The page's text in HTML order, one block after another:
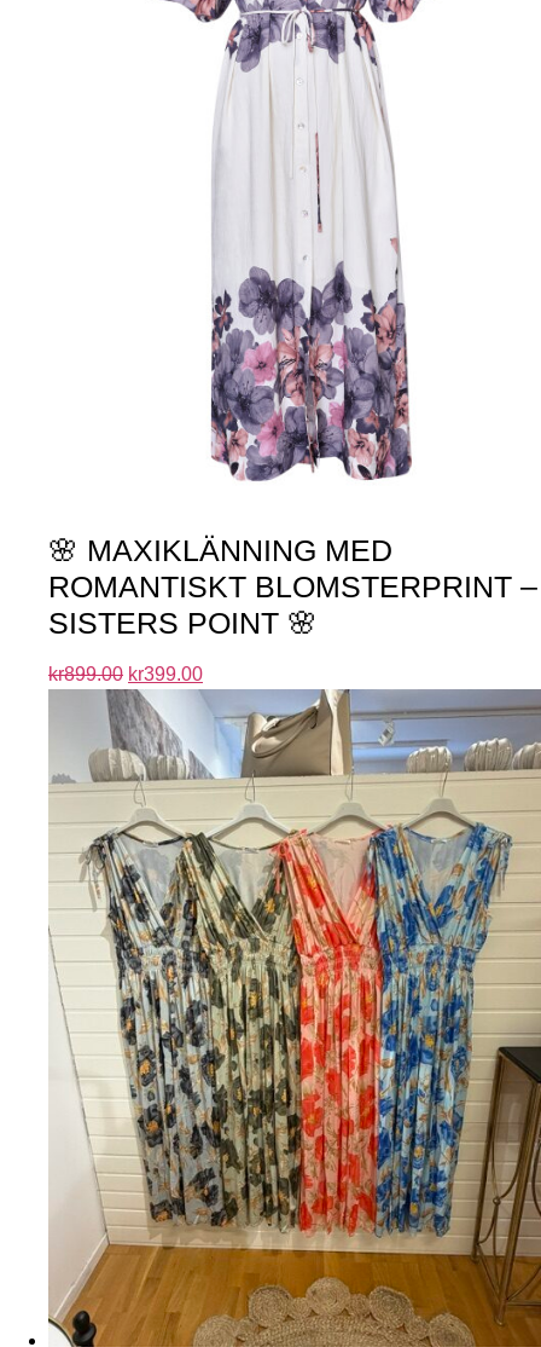
🌸 MAXIKLÄNNING MED
ROMANTISKT BLOMSTERPRINT –
SISTERS POINT 🌸
kr899.00 kr399.00